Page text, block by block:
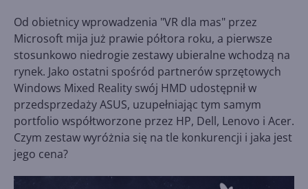
Od obietnicy wprowadzenia "VR dla mas" przez
Microsoft mija już prawie półtora roku, a pierwsze
stosunkowo niedrogie zestawy ubieralne wchodzą na
rynek. Jako ostatni spośród partnerów sprzętowych
Windows Mixed Reality swój HMD udostępnił w
przedsprzedaży ASUS, uzupełniając tym samym
portfolio współtworzone przez HP, Dell, Lenovo i Acer.
Czym zestaw wyróżnia się na tle konkurencji i jaka jest
jego cena?